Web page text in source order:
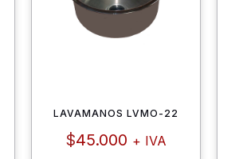
LAVAMANOS LVMO-22
$45.000 + IVA